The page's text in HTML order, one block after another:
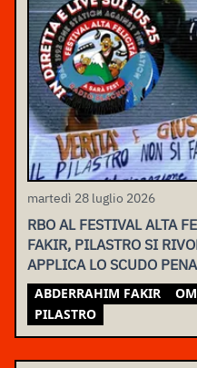
martedì 28 luglio 2026
RBO AL FESTIVAL ALTA
FAKIR, PILASTRO SI
APPLICA LO SCUDO
ASSEMBLEA NAZIONALE
ABDERRAHIM FAKIR
PILASTRO